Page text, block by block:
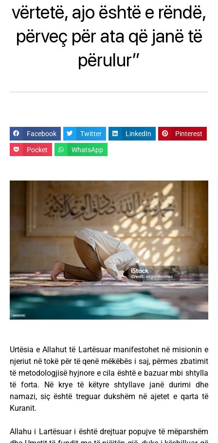
vërtetë, ajo është e rëndë,
përveç për ata që janë të
përulur”
Facebook Twitter LinkedIn Pinterest
Pocket WhatsApp
Urtësia e Allahut të Lartësuar manifestohet në misionin e
njeriut në tokë për të qenë mëkëbës i saj, përmes zbatimit
të metodologjisë hyjnore e cila është e bazuar mbi shtylla
të forta. Në krye të këtyre shtyllave janë durimi dhe
namazi, siç është treguar dukshëm në ajetet e qarta të
Kuranit.
Allahu i Lartësuar i është drejtuar popujve të mëparshëm